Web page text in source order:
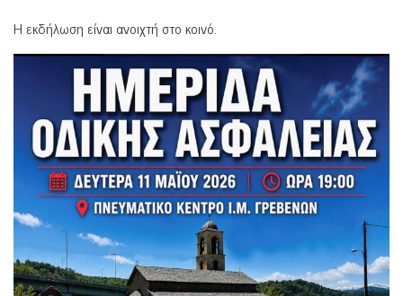
Η εκδήλωση είναι ανοιχτή στο κοινό.